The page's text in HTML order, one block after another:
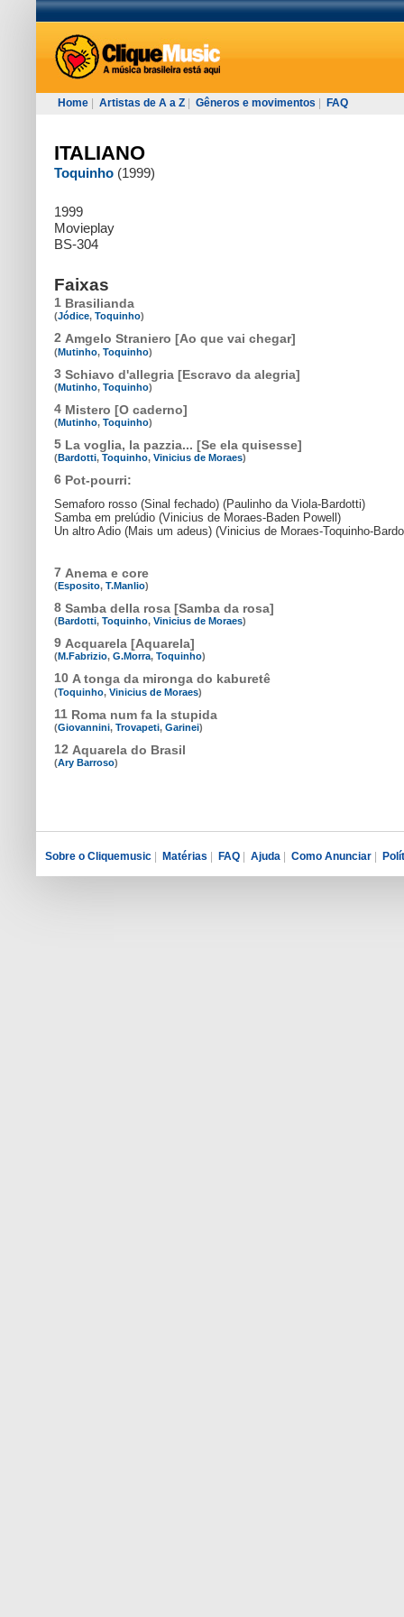
Home Artistas de A a Z Gêneros e movimentos FAQ
ITALIANO
Toquinho (1999)
1999
Movieplay
BS-304
Faixas
1 Brasilianda
(Jódice, Toquinho)
2 Amgelo Straniero [Ao que vai chegar]
(Mutinho, Toquinho)
3 Schiavo d'allegria [Escravo da alegria]
(Mutinho, Toquinho)
4 Mistero [O caderno]
(Mutinho, Toquinho)
5 La voglia, la pazzia... [Se ela quisesse]
(Bardotti, Toquinho, Vinicius de Moraes)
6 Pot-pourri:
Semaforo rosso (Sinal fechado) (Paulinho da Viola-Bardotti)
Samba em prelúdio (Vinicius de Moraes-Baden Powell)
Un altro Adio (Mais um adeus) (Vinicius de Moraes-Toquinho-
7 Anema e core
(Esposito, T.Manlio)
8 Samba della rosa [Samba da rosa]
(Bardotti, Toquinho, Vinicius de Moraes)
9 Acquarela [Aquarela]
(M.Fabrizio, G.Morra, Toquinho)
10 A tonga da mironga do kaburetê
(Toquinho, Vinicius de Moraes)
11 Roma num fa la stupida
(Giovannini, Trovapeti, Garinei)
12 Aquarela do Brasil
(Ary Barroso)
Sobre o Cliquemusic Matérias FAQ Ajuda Como Anunciar